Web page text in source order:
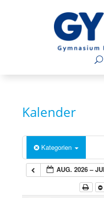
Kalender
Kategorien
AUG. 2026 –